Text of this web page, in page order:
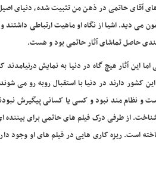
های آقای حاتمی در ذهن من تثبیت شده، دنیای
می دید. اشیا از نگاه او ماهیت ارتباطی
حاصل تماشای آثار حاتمی بود و هست.
این آثار هیچ گاه در دنیا به نمایش
کشور دارند در دنیا با استقبال روبه رو می
نظام مند نبود و کسی یا کسانی پیگیرش
شناخت. از طرفی درک فیلم های حاتمی برای
است. ریزه کاری هایی در فیلم های او وجود